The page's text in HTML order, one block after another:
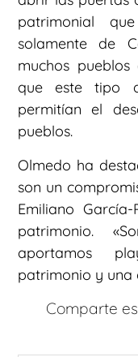
patrimonial
solamente de
muchos
que este tipo
permitían el
pueblos.
Olmedo ha
son un
Emiliano
patrimonio.
aportamos
patrimonio y una
Comparte